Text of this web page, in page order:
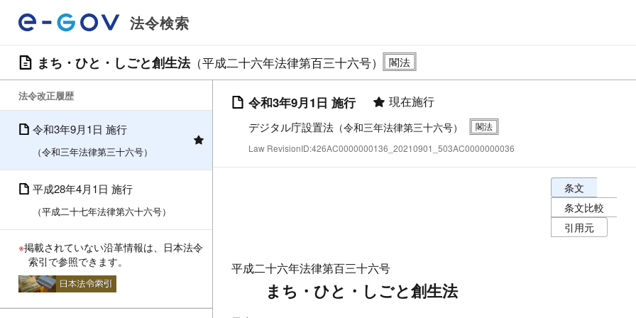
法令検索
まち・ひと・しごと創生法（平成二十六年法律第百三十六号）
法令改正履歴
令和3年9月1日 施行
（令和三年法律第三十六号）
平成28年4月1日 施行
（平成二十七年法律第六十六号）
※掲載されていない沿革情報は、日本法令
索引で参照できます。
令和3年9月1日 施行 現在施行
デジタル庁設置法 （令和三年法律第三十六号）
Law RevisionID:426AC0000000136_20210901_503AC0000000036
条文表示オプシ
条文
条文比較
引用元
平成二十六年法律第百三十六号
まち・ひと・しごと創生法